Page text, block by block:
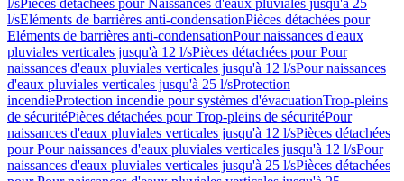
l/sPièces détachées pour Naissances d'eaux pluviales jusqu'à 25
l/sEléments de barrières anti-condensationPièces détachées pour
Eléments de barrières anti-condensationPour naissances d'eaux
pluviales verticales jusqu'à 12 l/sPièces détachées pour Pour
naissances d'eaux pluviales verticales jusqu'à 12 l/sPour naissances
d'eaux pluviales verticales jusqu'à 25 l/sProtection
incendieProtection incendie pour systèmes d'évacuationTrop-pleins
de sécuritéPièces détachées pour Trop-pleins de sécuritéPour
naissances d'eaux pluviales verticales jusqu'à 12 l/sPièces détachées
pour Pour naissances d'eaux pluviales verticales jusqu'à 12 l/sPour
naissances d'eaux pluviales verticales jusqu'à 25 l/sPièces détachées